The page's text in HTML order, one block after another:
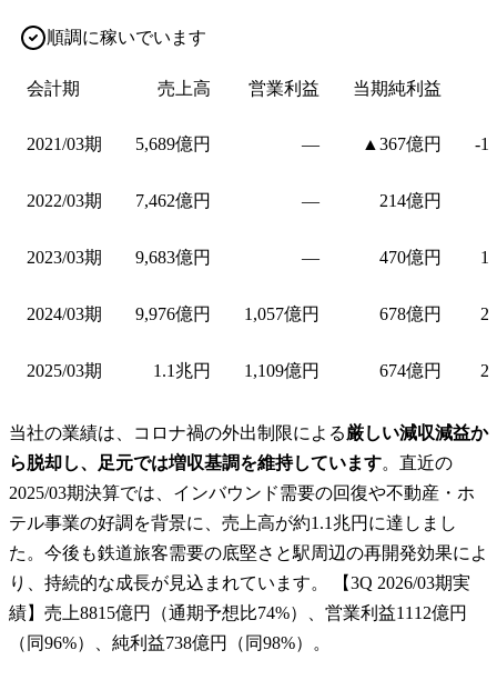
順調に稼いでいます
会計期 売上高 営業利益 当期純利益
2021/03期 5,689億円 — ▲367億円 -
2022/03期 7,462億円 — 214億円
2023/03期 9,683億円 — 470億円
2024/03期 9,976億円 1,057億円 678億円
2025/03期 1.1兆円 1,109億円 674億円
当社の業績は、コロナ禍の外出制限による厳しい減収減益か
ら脱却し、足元では増収基調を維持しています。直近の
2025/03期決算では、インバウンド需要の回復や不動産・ホ
テル事業の好調を背景に、売上高が約1.1兆円に達しまし
た。今後も鉄道旅客需要の底堅さと駅周辺の再開発効果によ
り、持続的な成長が見込まれています。 【3Q 2026/03期実
績】売上8815億円（通期予想比74%）、営業利益1112億円
（同96%）、純利益738億円（同98%）。